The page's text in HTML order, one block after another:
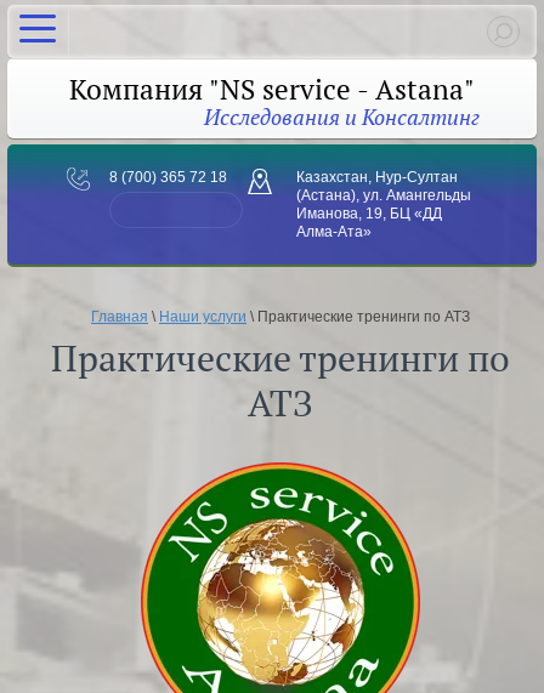
Компания "NS service - Astana"
Исследования и Консалтинг
8 (700) 365 72 18
Казахстан, Нур-Султан
(Астана), ул. Амангельды
Иманова, 19, БЦ «ДД
Алма-Ата»
Главная \ Наши услуги \ Практические тренинги по АТЗ
Практические тренинги по
АТЗ